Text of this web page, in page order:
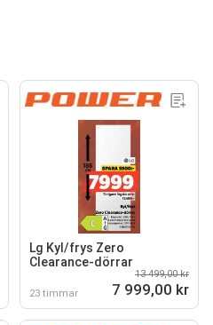
Lg Kyl/frys Zero
Clearance-dörrar
23 timmar
13 499,00 kr
7 999,00 kr